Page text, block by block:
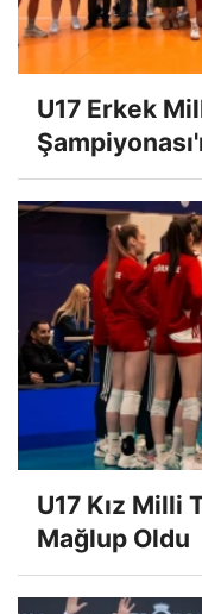
U17 Erkek
U17 Kız Milli
Mağlup Oldu